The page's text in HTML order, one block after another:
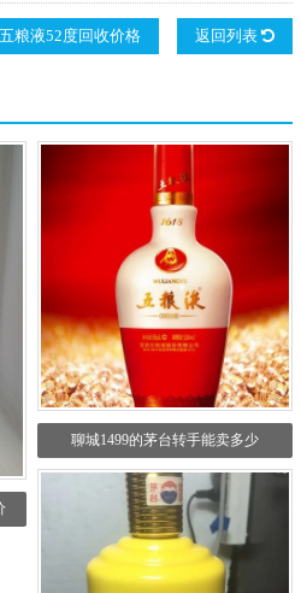
五粮液52度回收价格 返回列表
聊城1499的茅台转手能卖多少